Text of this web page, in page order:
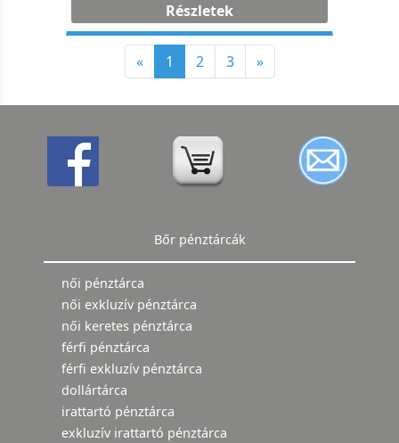
Részletek
« 1 2 3 »
Bőr pénztárcák
női pénztárca
női exkluzív pénztárca
női keretes pénztárca
férfi pénztárca
férfi exkluzív pénztárca
dollártárca
irattartó pénztárca
exkluzív irattartó pénztárca